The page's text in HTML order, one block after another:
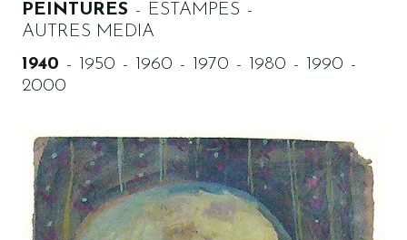
PEINTURES
ESTAMPES
AUTRES MEDIA
1940
1950 1960 1970 1980
1990
2000